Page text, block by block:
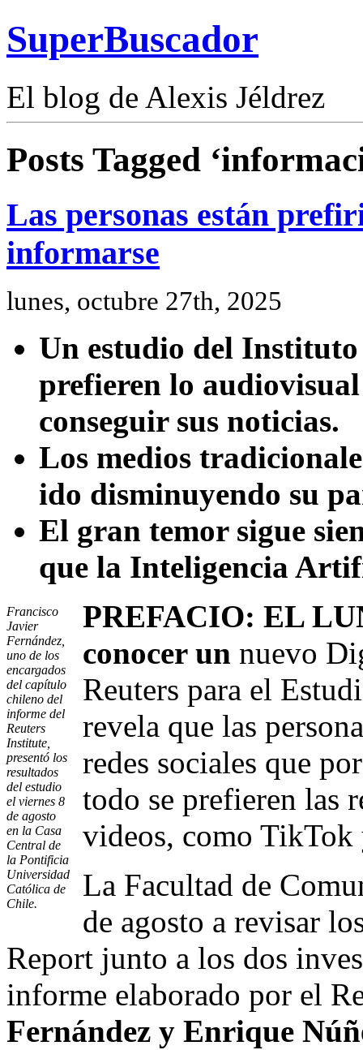
SuperBuscador
El blog de Alexis Jéldrez
Posts Tagged
Las personas están
informarse
lunes, octubre 27th, 2025
Un estudio del
prefieren lo audiovisual
conseguir sus noticias.
Los medios
ido disminuyendo su
El gran temor sigue
que la Inteligencia
Francisco
Javier
Fernández,
uno de los
encargados
del capítulo
chileno del
informe del
Reuters
Institute,
presentó los
resultados
del estudio
el viernes 8
de agosto
en la Casa
Central de
la Pontificia
Universidad
Católica de
Chile.
PREFACIO: EL
conocer un nuevo
Reuters para el
revela que las
redes sociales que
todo se prefieren las
videos, como TikTok
La Facultad de
de agosto a revisar
Report junto a los dos
informe elaborado por el
Fernández y Enrique